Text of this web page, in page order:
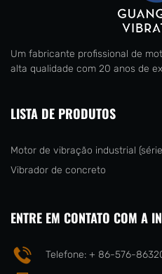
Um fabricante profissional de
alta qualidade com 20 anos de
LISTA DE PRODUTOS
Motor de vibração industrial
Vibrador de concreto
ENTRE EM CONTATO COM A
Telefone: + 86-576-